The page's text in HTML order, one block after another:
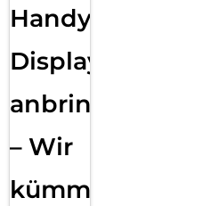
Handy
Displayfolie
anbringen
– Wir
kümmern